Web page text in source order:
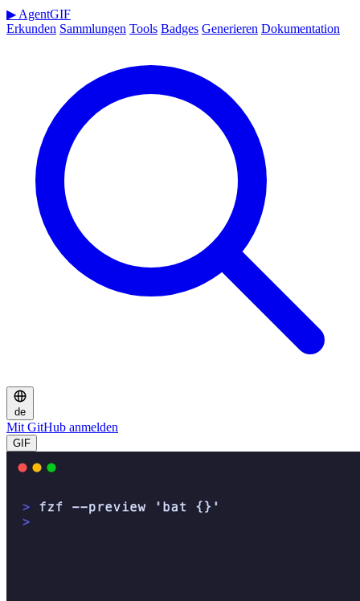
▶ AgentGIF
Erkunden Sammlungen Tools Badges Generieren Dokumentation
de
Mit GitHub anmelden
GIF